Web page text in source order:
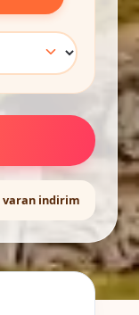
varan indirim